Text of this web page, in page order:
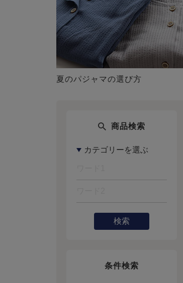
夏のパジャマの選び方
商品検索
検索
条件検索